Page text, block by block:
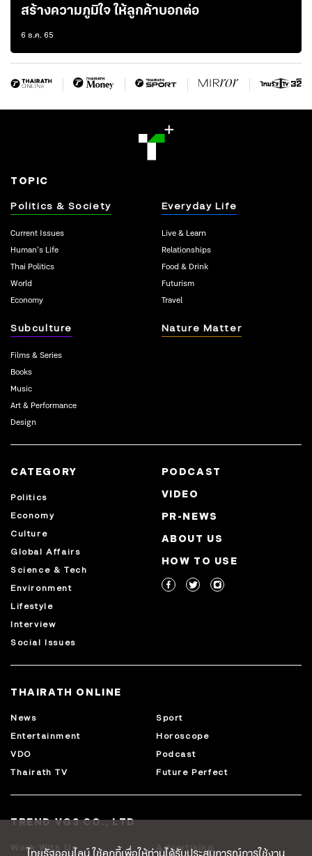
สร้างความภูมิใจ ให้ลูกค้าบอกต่อ
6 ธ.ค. 65
TOPIC
Politics & Society
Current Issues
Human’s Life
Thai Politics
World
Economy
Everyday Life
Live & Learn
Relationships
Food & Drink
Futurism
Travel
Subculture
Films & Series
Books
Music
Art & Performance
Design
Nature Matter
CATEGORY
Politics
Economy
Culture
Global Affairs
Science & Tech
Environment
Lifestyle
Interview
Social Issues
PODCAST
VIDEO
PR-NEWS
ABOUT US
HOW TO USE
THAIRATH ONLINE
News
Sport
Entertainment
Horoscope
VDO
Podcast
Thairath TV
Future Perfect
TREND VG3 CO., LTD
Work With Us Advertising